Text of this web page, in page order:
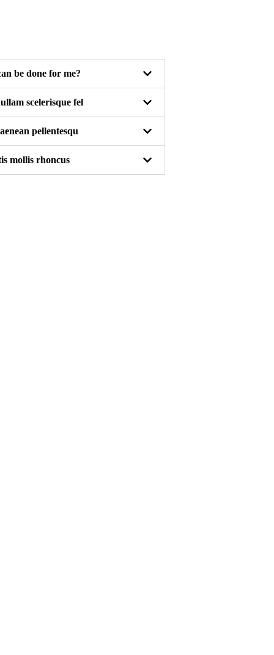
be done for me?
scelerisque fel
pellentesqu
mollis rhoncus